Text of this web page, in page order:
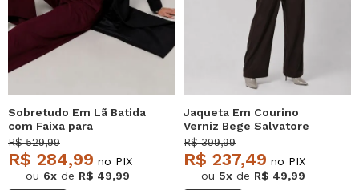
Sobretudo Em Lã Batida
com Faixa para
Amarração Preto
Salvatore
R$ 529,99
R$ 284,99 no PIX
ou 6x de R$ 49,99
Jaqueta Em Courino
Verniz Bege Salvatore
R$ 399,99
R$ 237,49 no PIX
ou 5x de R$ 49,99